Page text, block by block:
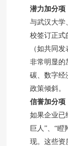
潜力加分项
与武汉大学
校签订正式
（如共同
非常明显的
碳、数字经
政策倾斜。
信誉加分项
如果企业已
巨人”、“
现。这些资